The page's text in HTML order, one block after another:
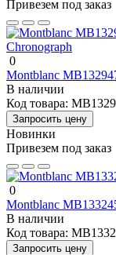
Привезем под заказ
0
Montblanc
В наличии
Код товара:
Запросить цену
Новинки
Привезем под заказ
0
Montblanc
В наличии
Код товара:
Запросить цену